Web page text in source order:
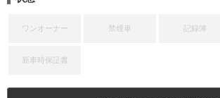
ワンオーナー 禁煙車 記録簿
新車時保証書